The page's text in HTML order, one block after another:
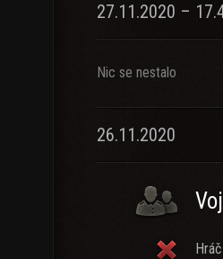
27.11.2020 –
Nic se nestalo
26.11.2020
Hráč